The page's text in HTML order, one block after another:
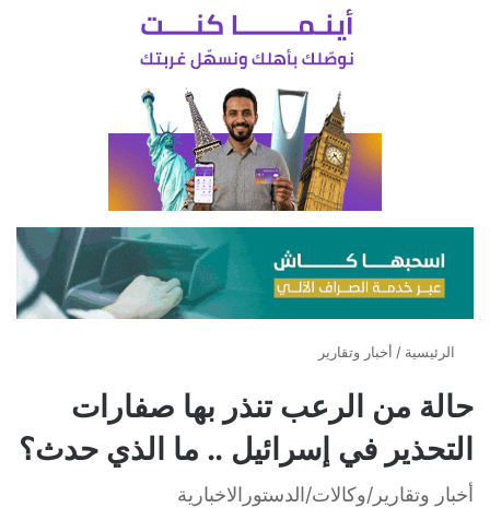
الرئيسية / أخبار وتقارير
حالة من الرعب تنذر بها صفارات
التحذير في إسرائيل .. ما الذي حدث؟
أخبار وتقارير/وكالات/الدستورالاخبارية